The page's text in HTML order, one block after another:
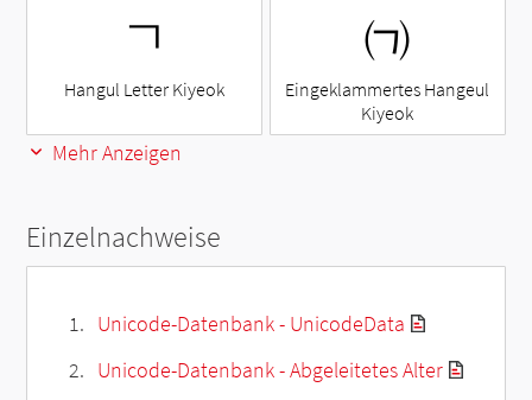
ㄱ
Hangul Letter Kiyeok
㈀
Eingeklammertes Hangeul
Kiyeok
Mehr Anzeigen
Einzelnachweise
Unicode-Datenbank - UnicodeData
Unicode-Datenbank - Abgeleitetes Alter